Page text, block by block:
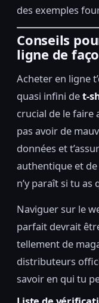
des exemples
Conseils
ligne de
Acheter en ligne
quasi infini det-
crucial de le faire
pas avoir de
données et
authentique et de
n’y paraît si tu
Naviguer sur le
parfait devrait
tellement de
distributeurs
savoir en qui tu